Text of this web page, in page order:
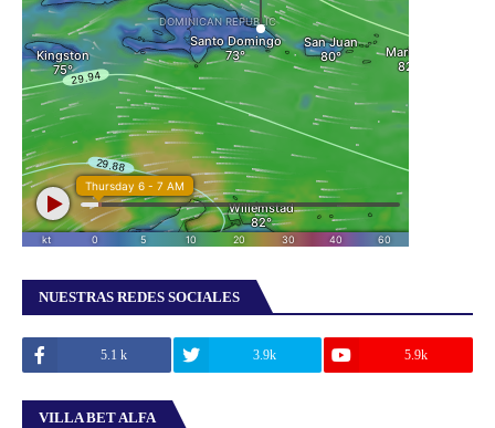
NUESTRAS REDES SOCIALES
5.1 k 3.9k 5.9k
VILLA BET ALFA